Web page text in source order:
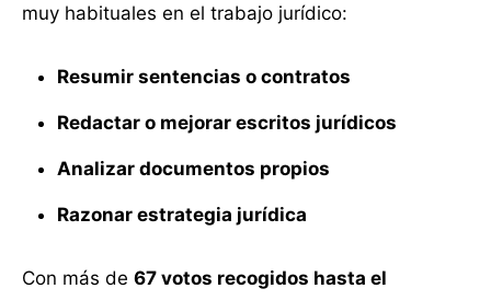
muy habituales en el trabajo jurídico:
Resumir sentencias o contratos
Redactar o mejorar escritos jurídicos
Analizar documentos propios
Razonar estrategia jurídica
Con más de 67 votos recogidos hasta el